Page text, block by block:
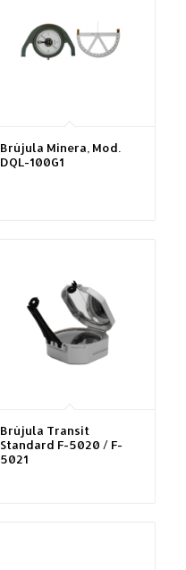
Brújula Minera, Mod.
DQL-100G1
Brújula Transit
Standard F-5020 / F-
5021